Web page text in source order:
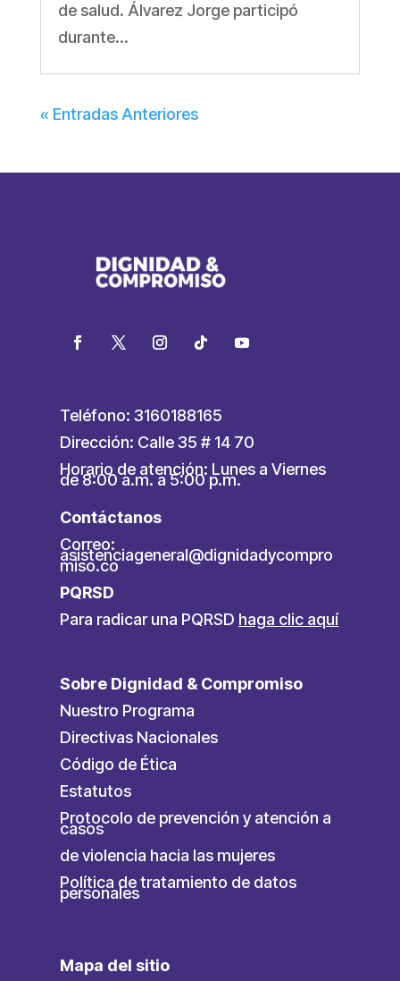
de salud. Álvarez Jorge participó
durante...
« Entradas Anteriores
Teléfono: 3160188165
Dirección: Calle 35 # 14 70
Horario de atención: Lunes a Viernes
de 8:00 a.m. a 5:00 p.m.
Contáctanos
Correo:
asistenciageneral@dignidadycompro
miso.co
PQRSD
Para radicar una PQRSD haga clic aquí
Sobre Dignidad & Compromiso
Nuestro Programa
Directivas Nacionales
Código de Ética
Estatutos
Protocolo de prevención y atención a
casos
de violencia hacia las mujeres
Política de tratamiento de datos
personales
Mapa del sitio